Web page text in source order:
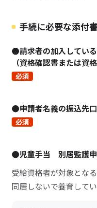
手続に必要な添付
●請求者の加入してい
（資格確認書または資
必須
●申請者名義の振込先
必須
●児童手当 別居監護
受給資格者が対象とな
同居しないで養育して